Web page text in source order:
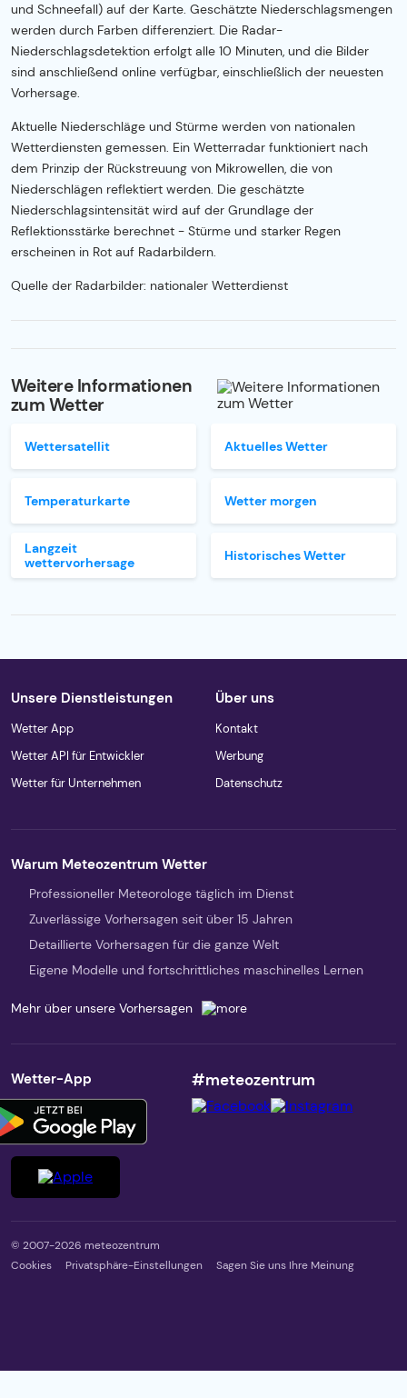
und Schneefall) auf der Karte. Geschätzte Niederschlagsmengen
werden durch Farben differenziert. Die Radar-
Niederschlagsdetektion erfolgt alle 10 Minuten, und die Bilder
sind anschließend online verfügbar, einschließlich der neuesten
Vorhersage.
Aktuelle Niederschläge und Stürme werden von nationalen
Wetterdiensten gemessen. Ein Wetterradar funktioniert nach
dem Prinzip der Rückstreuung von Mikrowellen, die von
Niederschlägen reflektiert werden. Die geschätzte
Niederschlagsintensität wird auf der Grundlage der
Reflektionsstärke berechnet - Stürme und starker Regen
erscheinen in Rot auf Radarbildern.
Quelle der Radarbilder: nationaler Wetterdienst
Weitere Informationen
zum Wetter
Wettersatellit
Temperaturkarte
Langzeit
wettervorhersage
Aktuelles Wetter
Wetter morgen
Historisches Wetter
Unsere Dienstleistungen
Wetter App
Wetter API für Entwickler
Wetter für Unternehmen
Über uns
Kontakt
Werbung
Datenschutz
Warum Meteozentrum Wetter
Professioneller Meteorologe täglich im Dienst
Zuverlässige Vorhersagen seit über 15 Jahren
Detaillierte Vorhersagen für die ganze Welt
Eigene Modelle und fortschrittliches maschinelles Lernen
Mehr über unsere Vorhersagen
Wetter-App #meteozentrum
© 2007-2026 meteozentrum
Cookies
Privatsphäre-Einstellungen Sagen Sie uns Ihre Meinung